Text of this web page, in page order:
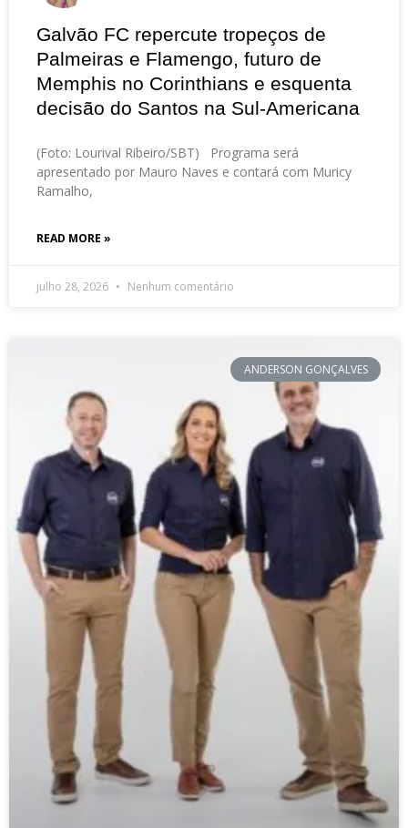
Galvão FC repercute tropeços de
Palmeiras e Flamengo, futuro de
Memphis no Corinthians e esquenta
decisão do Santos na Sul-Americana
(Foto: Lourival Ribeiro/SBT) Programa será
apresentado por Mauro Naves e contará com Muricy
Ramalho,
READ MORE »
julho 28, 2026 Nenhum comentário
ANDERSON GONÇALVES